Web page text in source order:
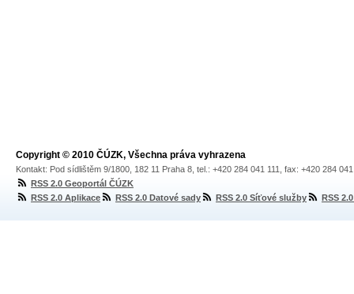
Copyright © 2010 ČÚZK, Všechna práva vyhrazena
Kontakt: Pod sídlištěm 9/1800, 182 11 Praha 8, tel.: +420 284 041 111, fax: +420 284
RSS 2.0 Geoportál ČÚZK
RSS 2.0 Aplikace
RSS 2.0 Datové sady RSS 2.0 Síťové služby RSS